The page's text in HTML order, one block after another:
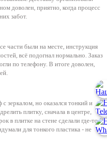
доволен, приятно, когда процесс
забот.
части были на месте, инструкция
всё подогнал нормально. Заказ
по телефону. В итоге доволен,
зеркалом, но оказался тонкий и
плитку, сначала в центре,
в плитке на стене сделали где-то
для тонкого пластика - не